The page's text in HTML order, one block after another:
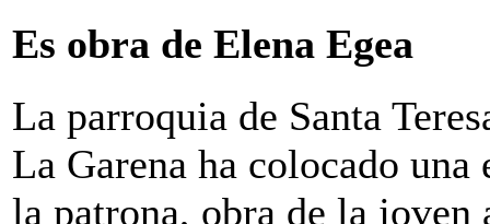
Es obra de Elena Egea
La parroquia de Santa
La Garena ha colocado una
la patrona, obra de la joven